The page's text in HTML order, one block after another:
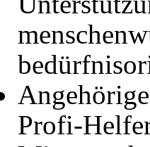
Profi-